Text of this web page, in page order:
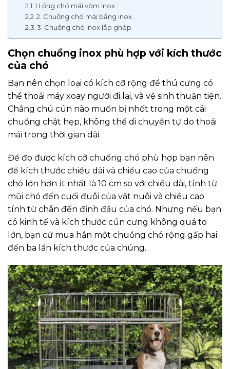
1.Lồng chó mái vòm inox.
2. Chuồng chó mái bằng inox.
3. Chuồng chó inox lắp ghép.
Chọn chuồng inox phù hợp với kích thước
của chó
Bạn nên chọn loại có kích cỡ rộng để thú cưng có
thể thoải máy xoay người đi lại, và vệ sinh thuận tiện.
Chẳng chú cún nào muốn bị nhốt trong một cái
chuồng chật hẹp, không thể di chuyển tự do thoải
mái trong thời gian dài.
Để đo được kích cỡ chuồng chó phù hợp bạn nên
để kích thước chiều dài và chiều cao của chuồng
chó lớn hơn ít nhất là 10 cm so với chiều dài, tính từ
mũi chó đến cuối đuôi của vật nuôi và chiều cao
tính từ chân đến đỉnh đầu của chó. Nhưng nếu bạn
có kinh tế và kích thước cún cưng không quá to
lớn, bạn cứ mua hẳn một chuồng chó rộng gấp hai
đến ba lần kích thước của chúng.